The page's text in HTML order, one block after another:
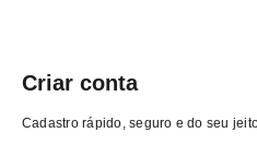
Criar conta
Cadastro rápido, seguro e do seu